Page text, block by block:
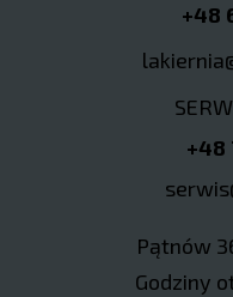
Pątnów
Godziny
+48
+48